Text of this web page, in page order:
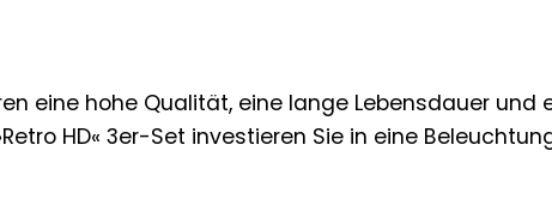
eine hohe Qualität, eine lange Lebensdauer und
HD« 3er-Set investieren Sie in eine